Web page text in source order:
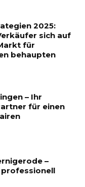
2025:
sich auf
für
behaupten
– Ihr
für einen
–
professionell